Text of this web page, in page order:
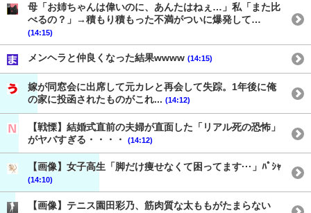
母「お姉ちゃんは偉いのに、あんたはねぇ…」私「また比
べるの？」→積もり積もった不満がついに爆発して…
(14:15)
メンヘラと仲良くなった結果wwww (14:15)
嫁が同窓会に出席して元カレと再会して失踪。1年後に俺
の家に投函されたものがこれ... (14:12)
【戦慄】結婚式直前の夫婦が直面した「リアル死の恐怖」
がヤバすぎる・・・・
(14:12)
【画像】女子高生「脚だけ痩せなくて困ってます···」ﾊﾟｼｬ
(14:10)
【画像】テニス園田彩乃、筋肉質な太ももがたまらない